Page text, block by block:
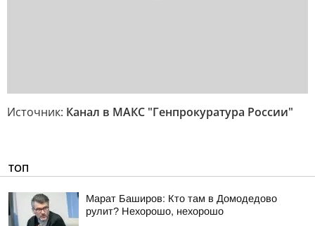
Источник: Канал в МАКС "Генпрокуратура России"
ТОП
Марат Баширов: Кто там в Домодедово
рулит? Нехорошо, нехорошо